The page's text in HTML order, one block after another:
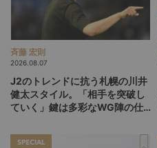
斉藤 宏則
2026.08.07
J2のトレンドに抗う札幌の川井
健太スタイル。「相手を突破し
ていく」鍵は多彩なWG陣の仕
SPECIAL